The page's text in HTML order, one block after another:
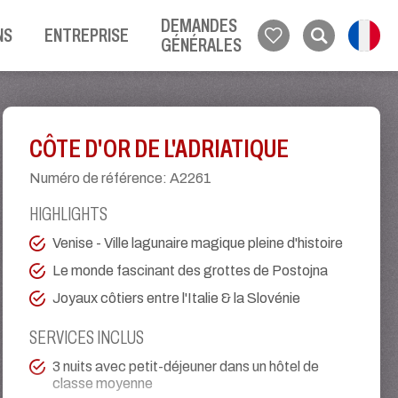
ENTREPRISE DEMANDES
GÉNÉRALES
CÔTE D'OR DE L'ADRIATIQUE
Numéro de référence:A2261
HIGHLIGHTS
Venise - Ville lagunaire magique pleine d'histoire
Le monde fascinant des grottes de Postojna
Joyaux côtiers entre l'Italie & la Slovénie
SERVICES INCLUS
3 nuits avec petit-déjeuner dans un hôtel de
classe moyenne